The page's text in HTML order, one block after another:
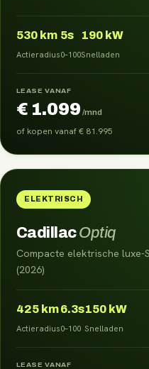
530 km
Actieradius
5s
0–100
190 kW
Snelladen
LEASE VANAF
€ 1.099 /mnd
of kopen vanaf€ 81.995
ELEKTRISCH
CadillacOptiq
Compacte elektrische luxe-
(2026)
425 km
Actieradius
6.3s
0–100
150 kW
Snelladen
LEASE VANAF